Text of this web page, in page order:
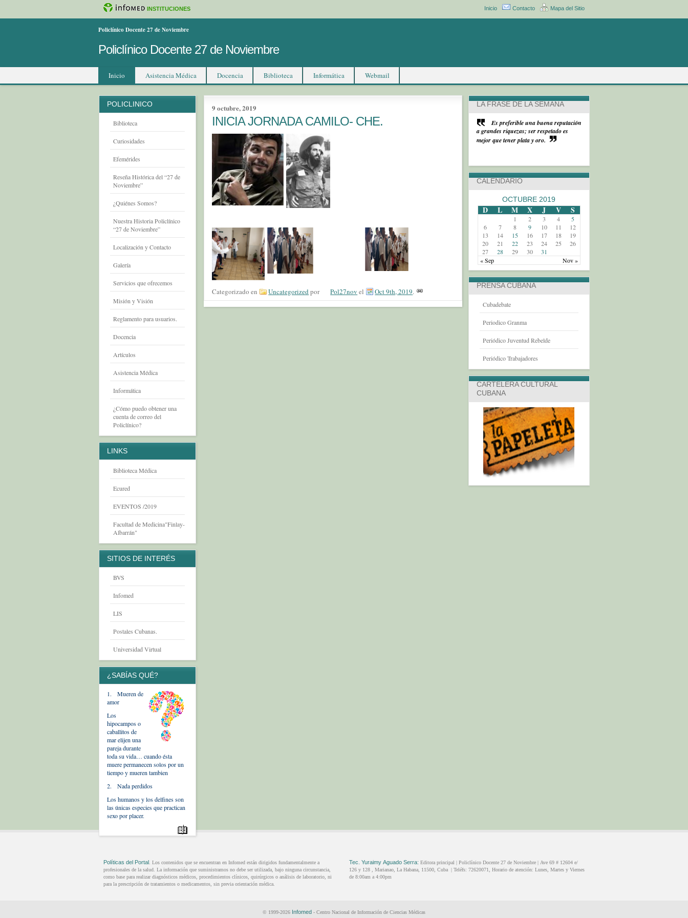
INSTITUCIONES Inicio Contacto Mapa del Sitio
Policlínico Docente 27 de Noviembre
Policlínico Docente 27 de Noviembre
Inicio Asistencia Médica Docencia Biblioteca Informática Webmail
9 octubre, 2019
INICIA JORNADA CAMILO- CHE.
Categorizado en Uncategorizedpor Pol27nov el Oct 9th, 2019.
POLICLINICO
Biblioteca
Curiosidades
Efemérides
Reseña Histórica del “27 de
Noviembre”
¿Quiénes Somos?
Nuestra Historia Policlínico
“27 de Noviembre”
Localización y Contacto
Galería
Servicios que ofrecemos
Misión y Visión
Reglamento para usuarios.
Docencia
Artículos
Asistencia Médica
Informática
¿Cómo puedo obtener una
cuenta de correo del
Policlínico?
LINKS
Biblioteca Médica
Ecured
EVENTOS /2019
Facultad de Medicina"Finlay-
Albarrán"
SITIOS DE INTERÉS
BVS
Infomed
LIS
Postales Cubanas.
Universidad Virtual
¿SABÍAS QUÉ?
1. Mueren de
amor
Los
hipocampos o
caballitos de
mar elijen una
pareja durante
toda su vida… cuando ésta
muere permanecen solos por un
tiempo y mueren tambien
2. Nada perdidos
Los humanos y los delfines son
las únicas especies que practican
sexo por placer.
LA FRASE DE LA SEMANA
Es preferible una buena reputación
a grandes riquezas; ser respetado es
mejor que tener plata y oro.
CALENDARIO
OCTUBRE 2019
D L M X J V S
« Sep Nov »
1 2 3 4
5
6
7 8 9 10 11
12
13
14 15 16 17 18
19
20
21 22 23 24 25
26
27
28 29 30 31
PRENSA CUBANA
Cubadebate
Periodico Granma
Periódico Juventud Rebelde
Periódico Trabajadores
CARTELERA CULTURAL
CUBANA
Políticas del Portal . Los contenidos que se encuentran en Infomed están dirigidos fundamentalmente a
profesionales de la salud. La información que suministramos no debe ser utilizada, bajo ninguna circunstancia,
como base para realizar diagnósticos médicos, procedimientos clínicos, quirúrgicos o análisis de laboratorio, ni
para la prescripción de tratamientos o medicamentos, sin previa orientación médica.
Tec. Yuraimy Aguado Serra: Editora principal | Policlínico Docente 27 de Noviembre | Ave 69 # 12604 e/
126 y 128 , Marianao, La Habana, 11500, Cuba | Teléfs: 72620071, Horario de atención: Lunes, Martes y Viernes
de 8:00am a 4:00pm
© 1999-2026 Infomed - Centro Nacional de Información de Ciencias Médicas